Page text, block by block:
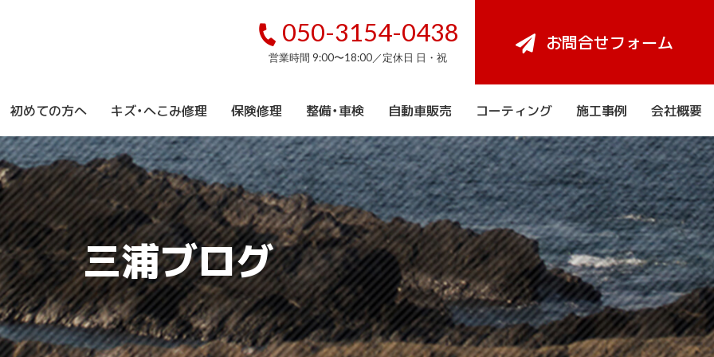
050-3154-0438
営業時間 9:00〜18:00／定休日 日・祝
お問合せフォーム
初めての方へ キズ・へこみ修理 保険修理 整備・車検 自動車販売 コーティング 施工事例 会社概要
三浦ブログ